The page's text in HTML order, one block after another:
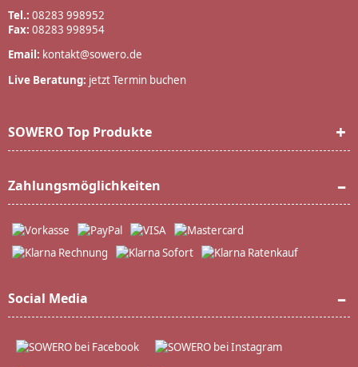
Tel.: 08283 998952
Fax: 08283 998954
Email: kontakt@sowero.de
Live Beratung: jetzt Termin buchen
SOWERO Top Produkte
Zahlungsmöglichkeiten
Social Media